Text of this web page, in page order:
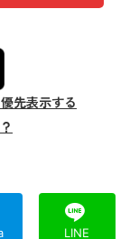
先表示する
LINE